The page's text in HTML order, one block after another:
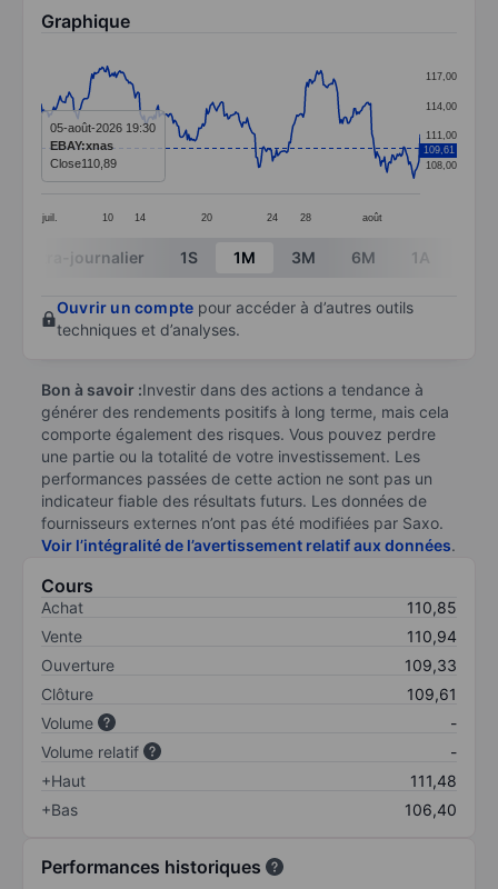
Graphique
Line chart with 299 data points.
The chart has 1 X axis displaying categories.
The chart has 1 Y axis displaying values. Data ranges
juil. 10 14 20 24 28 août
108,00
111,00
114,00
117,00
109,61
05-août-2026 19:30
EBAY:xnas
Close110,89
End of interactive chart.
Intra-journalier 1S 1M 3M 6M 1A
Ouvrir un compte pour accéder à d’autres outils
techniques et d’analyses.
Bon à savoir :Investir dans des actions a tendance à
générer des rendements positifs à long terme, mais cela
comporte également des risques. Vous pouvez perdre
une partie ou la totalité de votre investissement. Les
performances passées de cette action ne sont pas un
indicateur fiable des résultats futurs. Les données de
fournisseurs externes n’ont pas été modifiées par Saxo.
Voir l’intégralité de l’avertissement relatif aux données.
Cours
Achat
110,85
Vente
110,94
Ouverture
109,33
Clôture
109,61
Volume
-
Volume relatif
-
+Haut
111,48
+Bas
106,40
Performances historiques